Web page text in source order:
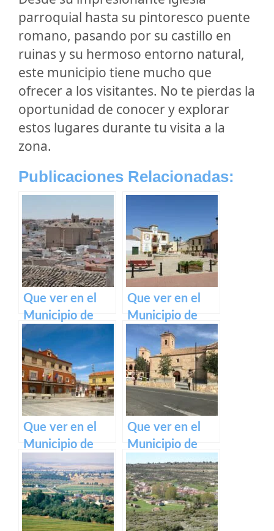
parroquial hasta su pintoresco puente
romano, pasando por su castillo en
ruinas y su hermoso entorno natural,
este municipio tiene mucho que
ofrecer a los visitantes. No te pierdas la
oportunidad de conocer y explorar
estos lugares durante tu visita a la
zona.
Publicaciones Relacionadas:
Que ver en el
Municipio de
Santa Cruz de la
Zarza en Castilla
La Mancha
Que ver en el
Municipio de
Alcolea de Tajo
en Castilla La
Mancha
Que ver en el
Municipio de
Añover de Tajo
en Castilla La
Mancha
Que ver en el
Municipio de
Albarreal de Tajo
en Castilla La
Mancha